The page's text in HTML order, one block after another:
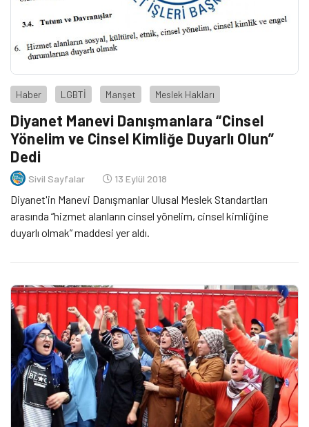
Haber LGBTİ Manşet Meslek Hakları
Diyanet Manevi Danışmanlara “Cinsel
Yönelim ve Cinsel Kimliğe Duyarlı Olun”
Dedi
Sivil Sayfalar 13 Eylül 2018
Diyanet'in Manevi Danışmanlar Ulusal Meslek Standartları
arasında “hizmet alanların cinsel yönelim, cinsel kimliğine
duyarlı olmak” maddesi yer aldı.